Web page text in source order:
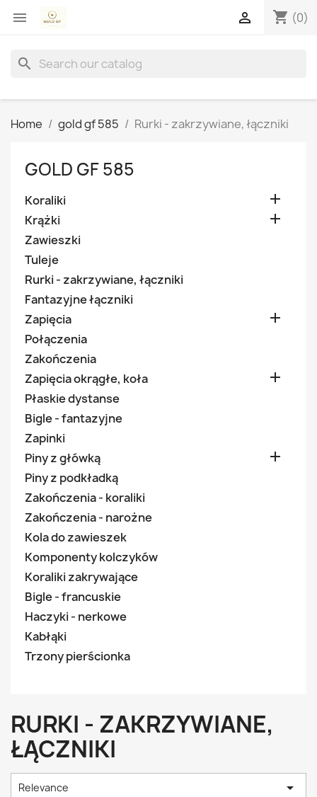
 shopping_cart (0)

search
Home gold gf 585 Rurki - zakrzywiane, łączniki
GOLD GF 585
Koraliki 
Krążki 
Zawieszki
Tuleje
Rurki - zakrzywiane, łączniki
Fantazyjne łączniki
Zapięcia

Połączenia
Zakończenia
Zapięcia okrągłe, koła

Płaskie dystanse
Bigle - fantazyjne
Zapinki
Piny z główką

Piny z podkładką
Zakończenia - koraliki
Zakończenia - narożne
Kola do zawieszek
Komponenty kolczyków
Koraliki zakrywające
Bigle - francuskie
Haczyki - nerkowe
Kabłąki
Trzony pierścionka
RURKI - ZAKRZYWIANE,
ŁĄCZNIKI
Relevance 